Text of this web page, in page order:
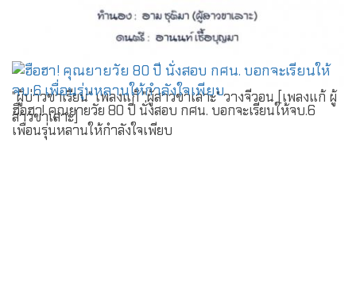
"ผู้บ่าวขาเรียน" เพลงแก้ "ผู้สาวขาเลาะ" วางจีวอน [เพลงแก้ ผู้
สาวขาเลาะ]
ฮือฮา! คุณยายวัย 80 ปี นั่งสอบ กศน. บอกจะเรียนให้จบ.6
เพื่อนรุ่นหลานให้กำลังใจเพียบ